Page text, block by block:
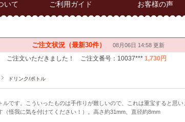
いて ご利用ガイド お客様の声
ドリンク/ボトル
です。こういったものは手作りが難しいので、これは重宝すると思
怪我に気を付けてください！）。高さ約31mm、直径約8mm